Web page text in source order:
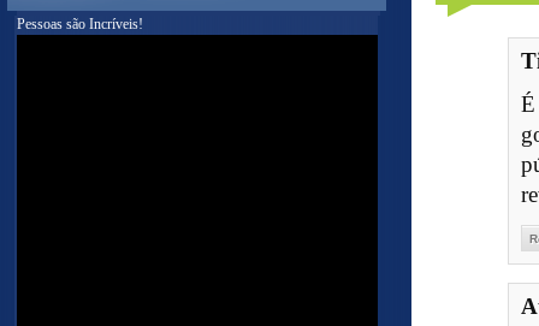
Pessoas são Incríveis!